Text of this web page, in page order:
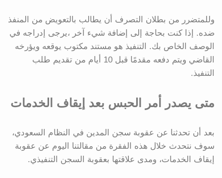
وللمتضرر من بطلان التصرف أن يطالب بالتعويض من المنفذ
ضده. إذا كنت بحاجة إلى إضافة شيء آخر ،يرجى إدراجه في
الوصف الخاص بك. التنفيذ هو مستند مكتوب يوقعه ويؤرخه
القاضي ويتم دفعه مقدمًا قبل 10 أيام من تقديم طلب
التنفيذ.
متى يصدر أمر الحبس بعد إيقاف الخدمات
بعد أن تحدثنا عن عقوبة سجن المدين في النظام السعودي،
سوف نتحدث خلال هذه الفقرة من مقالتنا اليوم عن عقوبة
إيقاف الخدمات، ومدى علاقتها بعقوبة السجن التنفيذي.